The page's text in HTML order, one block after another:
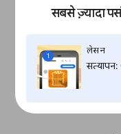
सबसे ज़्यादा
1
लेसन
हर
का अनुमान
महीने कितने